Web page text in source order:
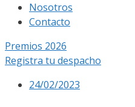
Nosotros
Contacto
Premios 2026
Registra tu despacho
24/02/2023